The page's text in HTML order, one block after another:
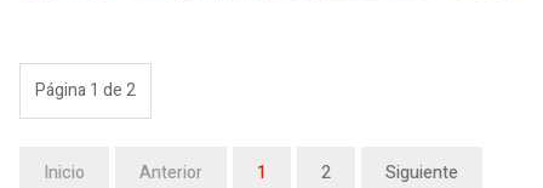
Página 1 de 2
Inicio Anterior 1 2 Siguiente